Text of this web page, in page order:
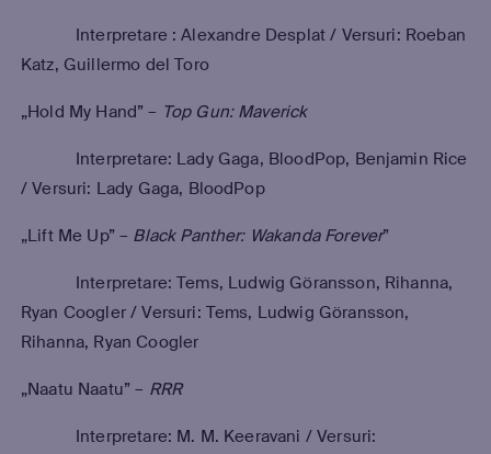
Interpretare : Alexandre Desplat / Versuri: Roeban
Katz, Guillermo del Toro
„Hold My Hand” – Top Gun: Maverick
Interpretare: Lady Gaga, BloodPop, Benjamin Rice
/ Versuri: Lady Gaga, BloodPop
„Lift Me Up” – Black Panther: Wakanda Forever”
Interpretare: Tems, Ludwig Göransson, Rihanna,
Ryan Coogler / Versuri: Tems, Ludwig Göransson,
Rihanna, Ryan Coogler
„Naatu Naatu” – RRR
Interpretare: M. M. Keeravani / Versuri: